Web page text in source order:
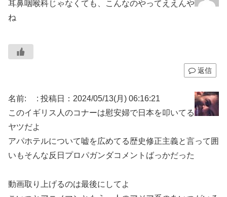
耳鼻咽喉科じゃなくても、こんなのやってええんや
ね
返信
名前: : 投稿日：2024/05/13(月) 06:16:21
このイギリス人のコナーは慰安婦で日本を叩いてる
ヤツだよ
アパホテルについて嘘を広めてる歴史修正主義と言って囲
いもそんな反日プロパガンダコメントばっかだった
動画取り上げるのは最後にしてよ